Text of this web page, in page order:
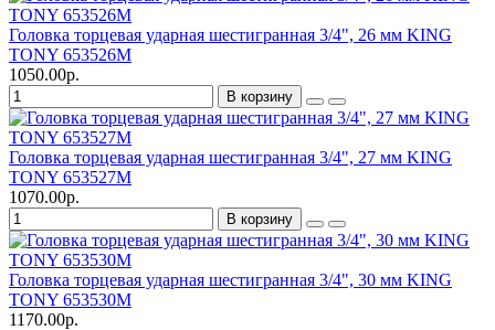
Головка торцевая ударная шестигранная 3/4", 26 мм KING
TONY 653526M
1050.00р.
В корзину
Головка торцевая ударная шестигранная 3/4", 27 мм KING
TONY 653527M
1070.00р.
В корзину
Головка торцевая ударная шестигранная 3/4", 30 мм KING
TONY 653530M
1170.00р.